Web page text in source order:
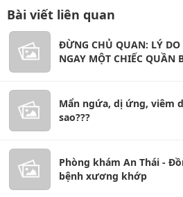
Bài viết liên quan
ĐỪNG CHỦ QUAN: LÝ
NGAY MỘT CHIẾC QUẦN
Mẩn ngứa, dị ứng, viêm
sao???
Phòng khám An Thái -
bệnh xương khớp